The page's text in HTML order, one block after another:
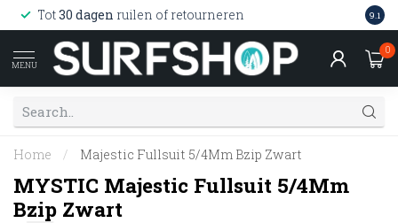
Tot30 dagen ruilen of retourneren 9.1
MENU
0
Home / Majestic Fullsuit 5/4Mm Bzip Zwart
MYSTIC Majestic Fullsuit 5/4Mm
Bzip Zwart